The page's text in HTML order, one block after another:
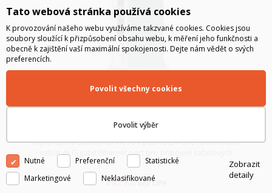
MikroTik hAP ax lite je kompaktní WiFi router s podporou
nejnovějšího standardu WiFi 6 v pásmu 2,4 GHz . Dále router
nabízí 4x Gigabit Ethernet port pro připojení kabelových
zařízení. Díky modernímu čtyřjádrovému procesoru ARM s
frekvencí 1 GHz a dosta...
892Kč bez DPH
Tato webová stránka používá cookies
K provozování našeho webu využíváme takzvané cookies. Cookies jsou
soubory sloužící k přizpůsobení obsahu webu, k měření jeho funkčnosti a
obecně k zajištění vaší maximální spokojenosti. Dejte nám vědět o svých
preferencích.
Povolit výběr
Povolit všechny cookies
Nutné Preferenční
Statistické
Marketingové
Neklasifikované
Zobrazit
detaily